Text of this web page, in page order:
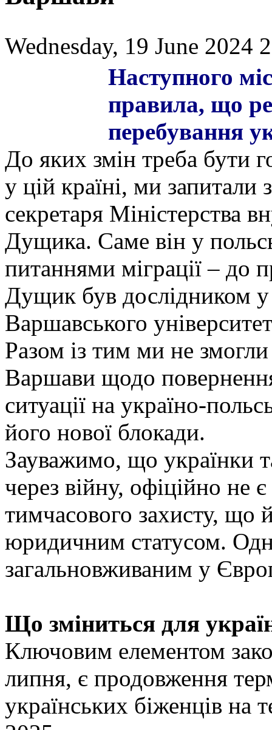
Wednesday, 19 June 2024
Наступного
правила, що
перебування
До яких змін треба бути
у цій країні, ми запитали
секретаря Міністерства
Дущика. Саме він у
питаннями міграції – до
Дущик був дослідником у
Варшавського
Разом із тим ми не
Варшави щодо
ситуації на україно-
його нової блокади.
Зауважимо, що українки
через війну, офіційно не
тимчасового захисту,
юридичним статусом.
загальновживаним у
Що зміниться для
Ключовим елементом
липня, є продовження
українських біженців на